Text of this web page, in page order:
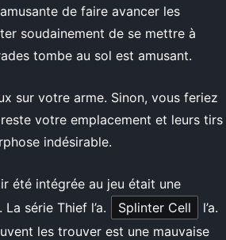
de faire avancer les
soudainement de se mettre à
tombe au sol est amusant.
sur votre arme. Sinon, vous feriez
votre emplacement et leurs tirs
indésirable.
été intégrée au jeu était une
La série Thief l’a. Splinter Cell
l’a.
les trouver est une mauvaise